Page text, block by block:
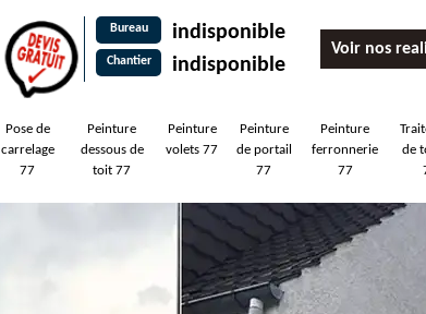
Bureau indisponible
Chantier indisponible
Voir nos
Pose de
carrelage
77
Peinture
dessous de
toit 77
Peinture
volets 77
Peinture
de portail
77
Peinture
ferronnerie
77
de